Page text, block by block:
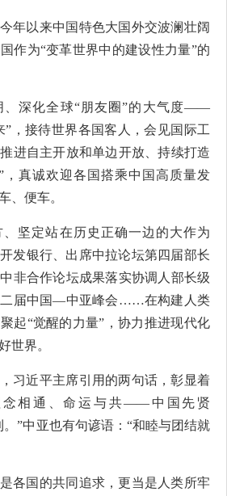
年以来中国特色大国外交波澜壮阔
作为“变革世界中的建设性力量”的
、深化全球“朋友圈”的大气度——
”，接待世界各国客人，会见国际工
进自主开放和单边开放、持续打造
，真诚欢迎各国搭乘中国高质量发
、便车。
、坚定站在历史正确一边的大作为
发银行、出席中拉论坛第四届部长
非合作论坛成果落实协调人部长级
二届中国—中亚峰会……在构建人类
起“觉醒的力量”，协力推进现代化
世界。
习近平主席引用的两句话，彰显着
念相通、命运与共——中国先贤
”中亚也有句谚语：“和睦与团结就
各国的共同追求，更当是人类所牢